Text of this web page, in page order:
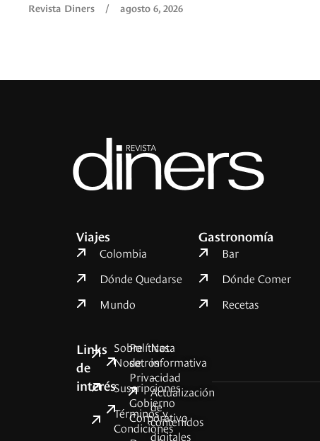
Revista Diners / agosto 6, 2026
Viajes
Colombia
Dónde Quedarse
Mundo
Gastronomía
Bar
Dónde Comer
Recetas
Links
de
interés
Sobre
Nosotros
Suscripciones
Términos y
Condiciones
Políticas
de
Privacidad
Gobierno
Corporativo
Nota
informativa
–
Actualización
de
contenidos
digitales